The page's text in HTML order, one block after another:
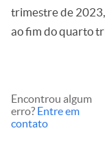
trimestre de
ao fim do quarto
Encontrou algum
erro? Entre em
contato